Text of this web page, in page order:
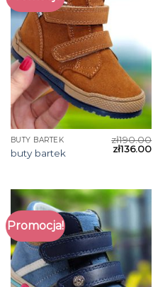
BUTY BARTEK
buty bartek
zł190.00
zł136.00
Promocja!